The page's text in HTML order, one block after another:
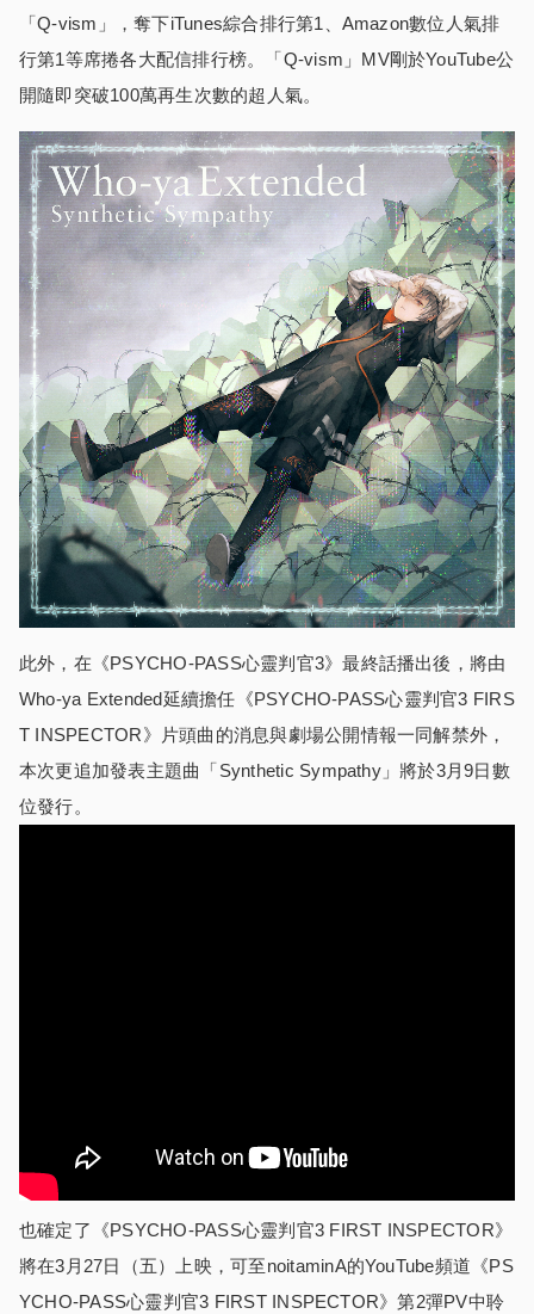
「Q-vism」，奪下iTunes綜合排行第1、Amazon數位人氣排
行第1等席捲各大配信排行榜。「Q-vism」MV剛於YouTube公
開隨即突破100萬再生次數的超人氣。
此外，在《PSYCHO-PASS心靈判官3》最終話播出後，將由
Who-ya Extended延續擔任《PSYCHO-PASS心靈判官3 FIRS
T INSPECTOR》片頭曲的消息與劇場公開情報一同解禁外，
本次更追加發表主題曲「Synthetic Sympathy」將於3月9日數
位發行。
也確定了《PSYCHO-PASS心靈判官3 FIRST INSPECTOR》
將在3月27日（五）上映，可至noitaminA的YouTube頻道《PS
YCHO-PASS心靈判官3 FIRST INSPECTOR》第2彈PV中聆